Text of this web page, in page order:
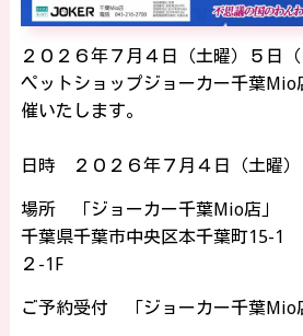
２０２６年７月４日（土曜）５日（
ペットショップジョーカー千葉Mio
催いたします。
日時 ２０２６年７月４日（土曜）
場所 「ジョーカー千葉Mio店」
千葉県千葉市中央区本千葉町15-1
２-1F
ご予約受付 「ジョーカー千葉Mio